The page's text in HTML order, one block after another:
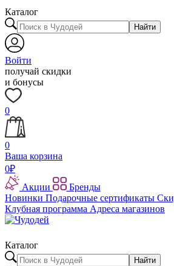
Каталог
Найти
Войти
получай скидки
и бонусы
0
0
Ваша корзина
0₽
Акции
Бренды
Новинки Подарочные сертификаты
Клубная программа Адреса магазинов
Каталог
Найти